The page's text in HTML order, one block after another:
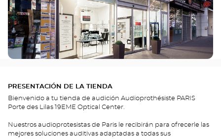
PRESENTACIÓN DE LA TIENDA
Bienvenido a tu tienda de audición Audioprothésiste PARIS
Porte des Lilas 19EME Optical Center.
Nuestros audioprotesistas de Paris le recibirán para ofrecerle las
mejores soluciones auditivas adaptadas a todas sus